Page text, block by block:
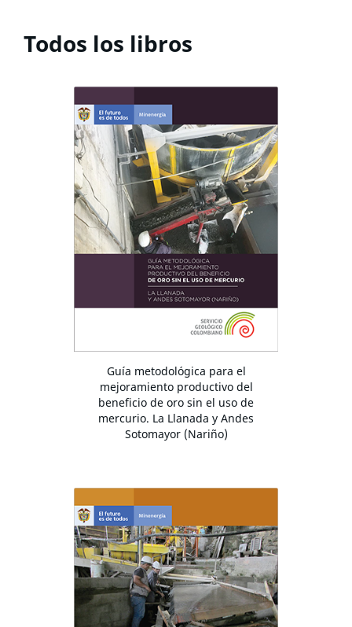
Todos los libros
Guía metodológica para el
mejoramiento productivo del
beneficio de oro sin el uso de
mercurio. La Llanada y Andes
Sotomayor (Nariño)